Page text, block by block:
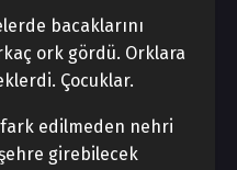
bacaklarını
ork gördü. Orklara
Çocuklar.
edilmeden nehri
girebilecek